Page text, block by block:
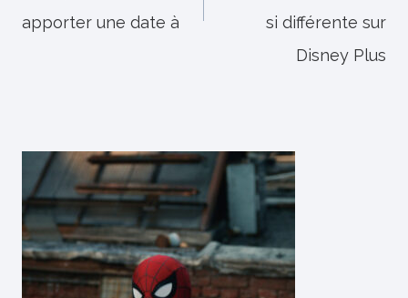
apporter une date à
si différente sur
Disney Plus